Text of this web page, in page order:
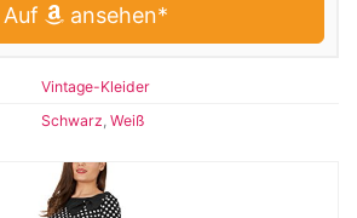
Auf ansehen*
Vintage-Kleider
Schwarz, Weiß